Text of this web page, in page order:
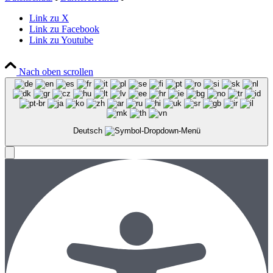
Link zu X
Link zu Facebook
Link zu Youtube
Nach oben scrollen
Deutsch